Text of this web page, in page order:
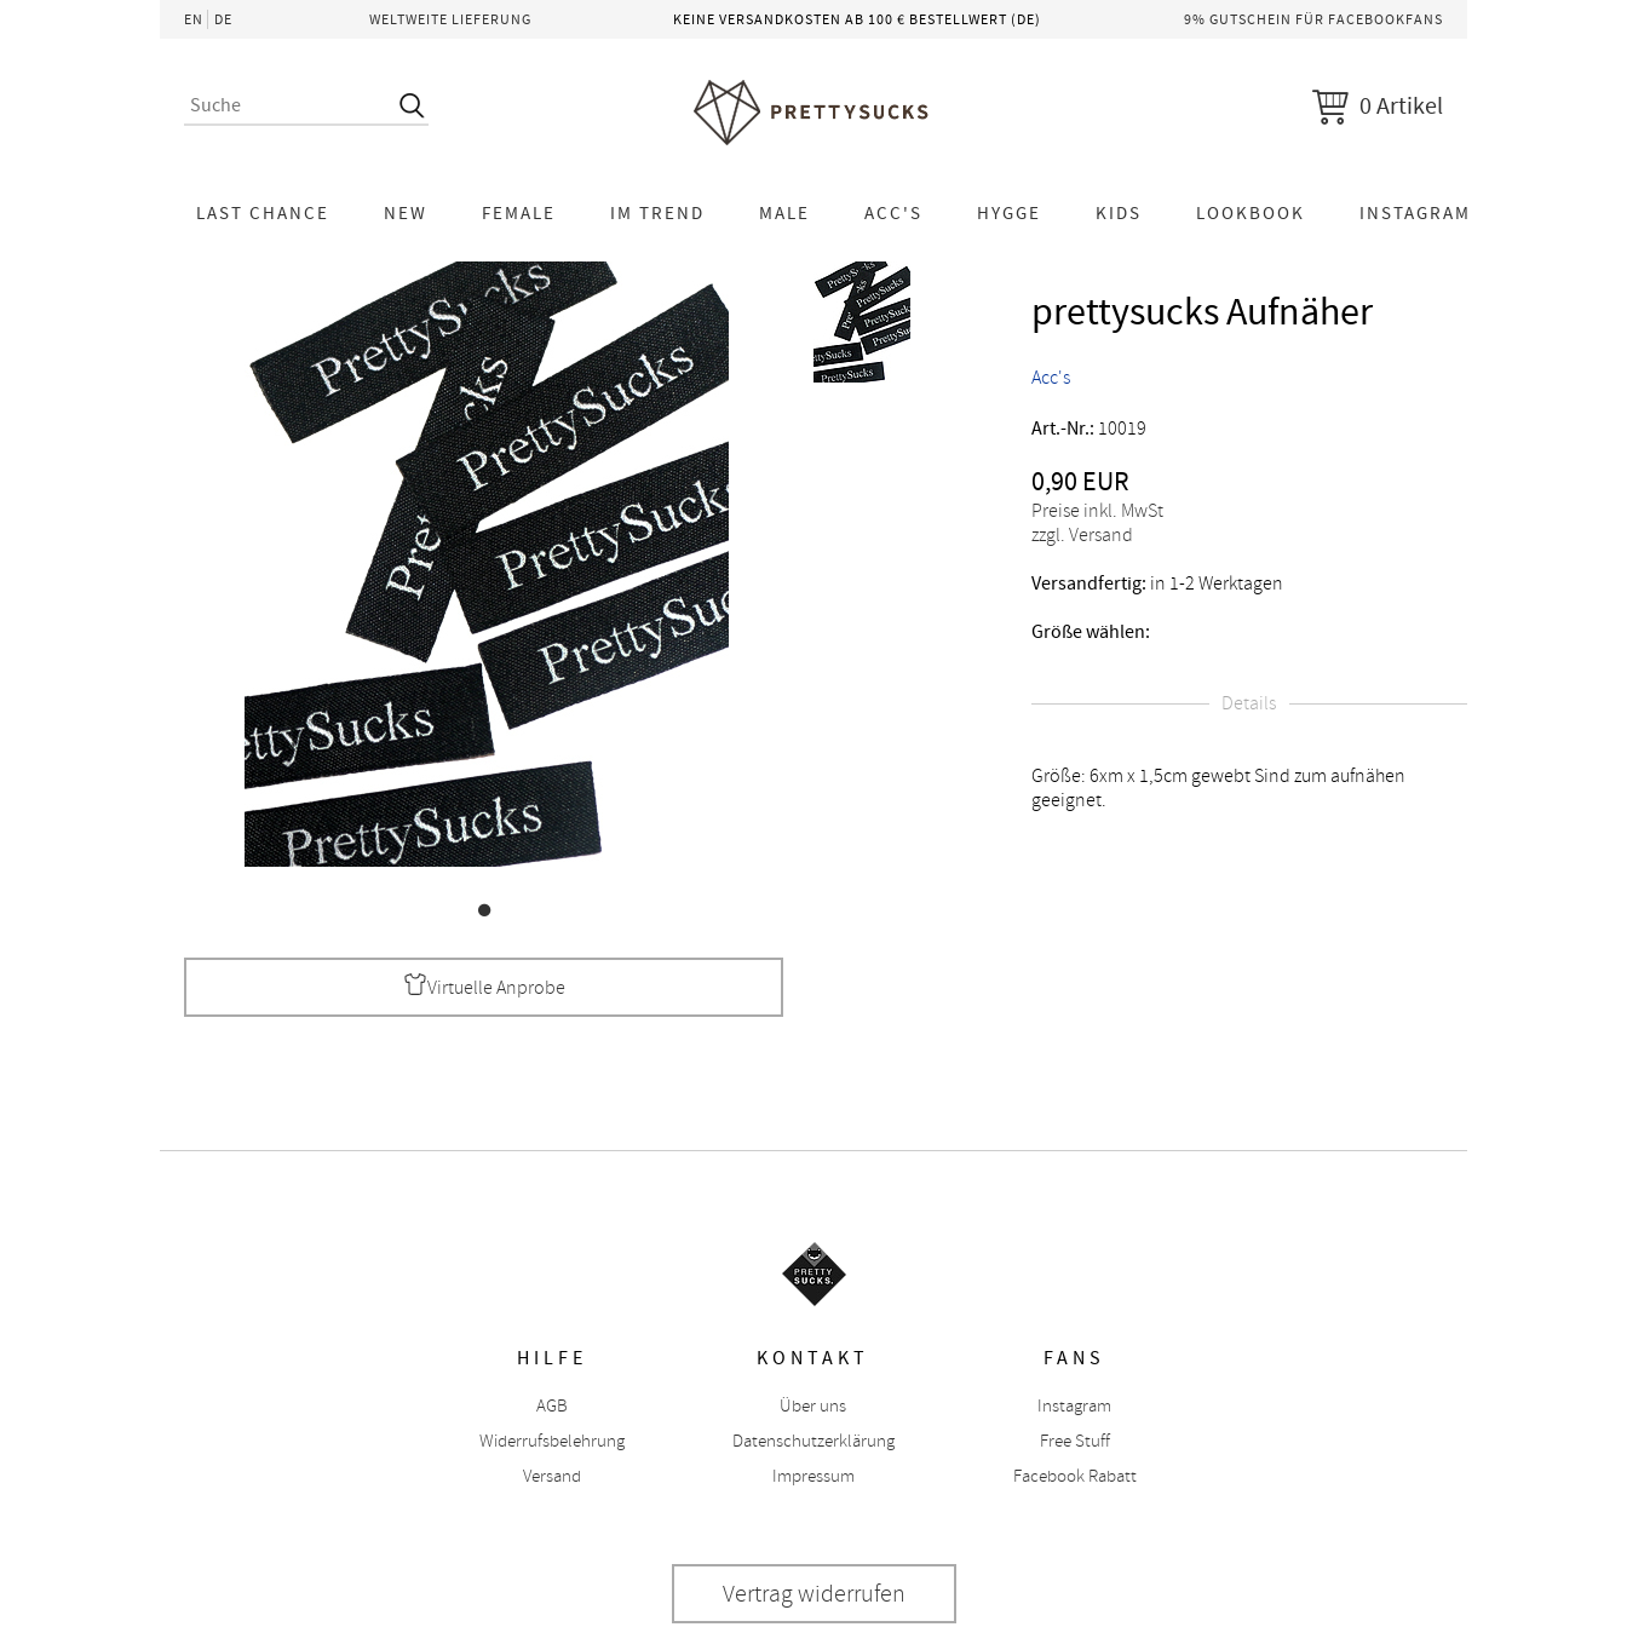
EN DE WELTWEITE LIEFERUNG KEINE VERSANDKOSTEN AB 100 € BESTELLWERT (DE) 9% GUTSCHEIN FÜR FACEBOOKFANS
0 Artikel
LAST CHANCE NEW FEMALE IM TREND MALE ACC'S HYGGE KIDS LOOKBOOK INSTAGRAM
Virtuelle Anprobe
prettysucks Aufnäher
Acc's
Art.-Nr.: 10019
0,90 EUR
Preise inkl. MwSt
zzgl. Versand
Versandfertig: in 1-2 Werktagen
Größe wählen:
Details
Größe: 6xm x 1,5cm gewebt Sind zum aufnähen
geeignet.
HILFE
AGB
Widerrufsbelehrung
Versand
KONTAKT
Über uns
Datenschutzerklärung
Impressum
FANS
Instagram
Free Stuff
Facebook Rabatt
Vertrag widerrufen